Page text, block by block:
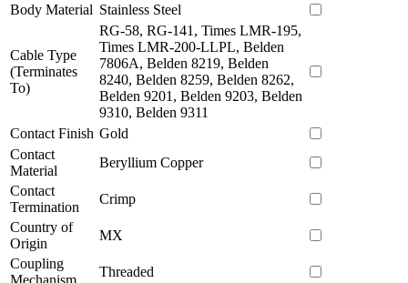
Body Material Stainless Steel
Cable Type
(Terminates
To)
RG-58, RG-141, Times LMR-195,
Times LMR-200-LLPL, Belden
7806A, Belden 8219, Belden
8240, Belden 8259, Belden 8262,
Belden 9201, Belden 9203, Belden
9310, Belden 9311
Contact Finish Gold
Contact
Material
Beryllium Copper
Contact
Termination
Crimp
Country of
Origin
MX
Coupling
Mechanism
Threaded